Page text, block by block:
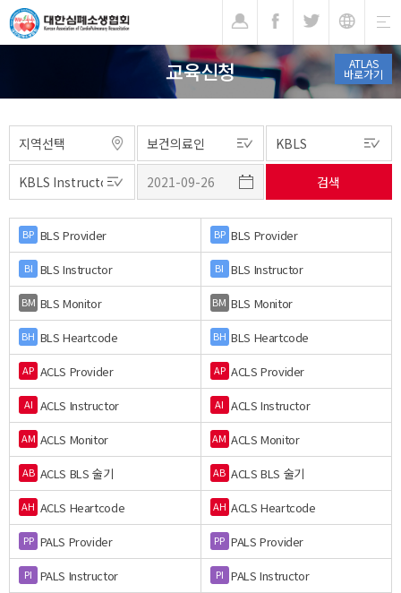
ATLAS
바로가기
교육신청
BP BLS Provider BP BLS Provider
BI BLS Instructor BI BLS Instructor
BM BLS Monitor BM BLS Monitor
BH BLS Heartcode BH BLS Heartcode
AP ACLS Provider AP ACLS Provider
AI ACLS Instructor AI ACLS Instructor
AM ACLS Monitor AM ACLS Monitor
AB ACLS BLS 술기 AB ACLS BLS 술기
AH ACLS Heartcode AH ACLS Heartcode
PP PALS Provider PP PALS Provider
PI PALS Instructor PI PALS Instructor